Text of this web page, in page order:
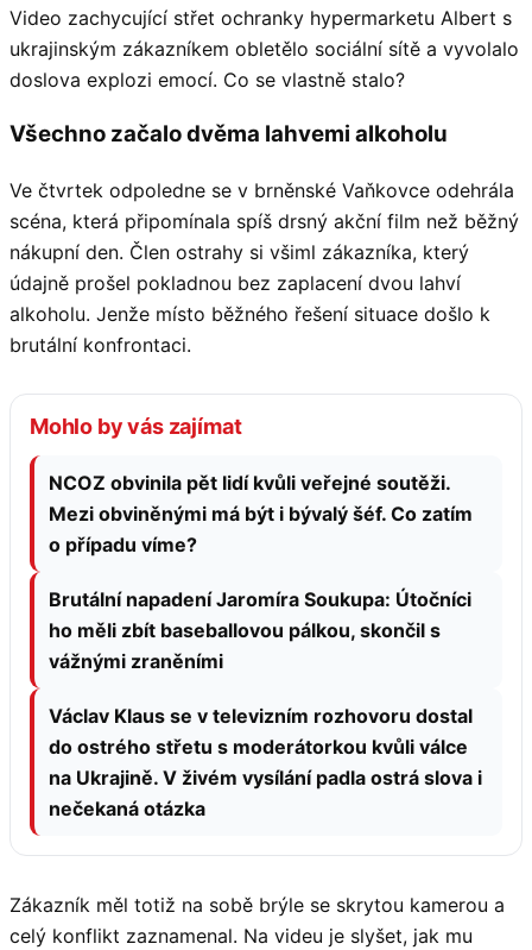
Video zachycující střet ochranky hypermarketu Albert s
ukrajinským zákazníkem obletělo sociální sítě a vyvolalo
doslova explozi emocí. Co se vlastně stalo?
Všechno začalo dvěma lahvemi alkoholu
Ve čtvrtek odpoledne se v brněnské Vaňkovce odehrála
scéna, která připomínala spíš drsný akční film než běžný
nákupní den. Člen ostrahy si všiml zákazníka, který
údajně prošel pokladnou bez zaplacení dvou lahví
alkoholu. Jenže místo běžného řešení situace došlo k
brutální konfrontaci.
Mohlo by vás zajímat
NCOZ obvinila pět lidí kvůli veřejné soutěži.
Mezi obviněnými má být i bývalý šéf. Co zatím
o případu víme?
Brutální napadení Jaromíra Soukupa: Útočníci
ho měli zbít baseballovou pálkou, skončil s
vážnými zraněními
Václav Klaus se v televizním rozhovoru dostal
do ostrého střetu s moderátorkou kvůli válce
na Ukrajině. V živém vysílání padla ostrá slova i
nečekaná otázka
Zákazník měl totiž na sobě brýle se skrytou kamerou a
celý konflikt zaznamenal. Na videu je slyšet, jak mu